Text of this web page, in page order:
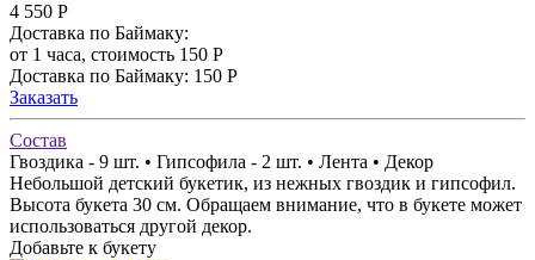
4 550 Р
Доставка по Баймаку:
от 1 часа, стоимость 150 Р
Доставка по Баймаку: 150 Р
Заказать
Состав
Гвоздика - 9 шт. • Гипсофила - 2 шт. • Лента • Декор
Небольшой детский букетик, из нежных гвоздик и гипсофил.
Высота букета 30 см. Обращаем внимание, что в букете может
использоваться другой декор.
Добавьте к букету